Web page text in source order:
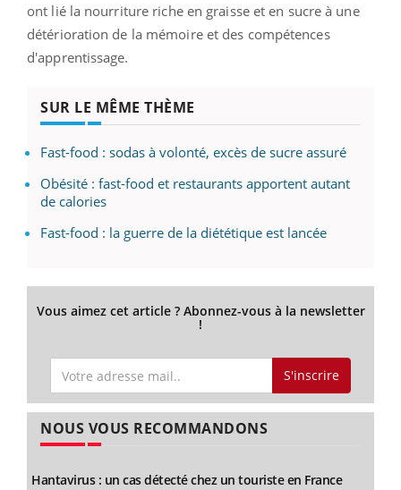
ont lié la nourriture riche en graisse et en sucre à une
détérioration de la mémoire et des compétences
d'apprentissage.
SUR LE MÊME THÈME
Fast-food : sodas à volonté, excès de sucre assuré
Obésité : fast-food et restaurants apportent autant
de calories
Fast-food : la guerre de la diététique est lancée
Vous aimez cet article ? Abonnez-vous à la newsletter
!
S'inscrire
NOUS VOUS RECOMMANDONS
Hantavirus : un cas détecté chez un touriste en France